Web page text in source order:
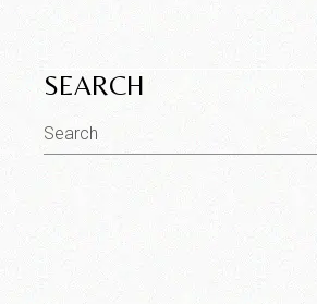
SEARCH
Search
for: